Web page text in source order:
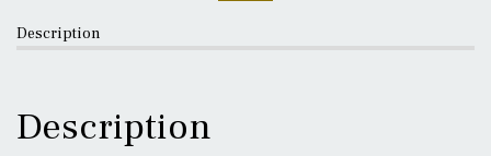
Description
Description